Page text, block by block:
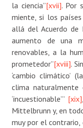
la ciencia”[xvii]. Por
miente, si los
allá del Acuerdo
aumento de una
renovables, a la
prometedor”[xviii].
‘cambio climático’
clima naturalmente
‘incuestionable’” [xix]
Mittelbrunn y, en
muy por el contrario,